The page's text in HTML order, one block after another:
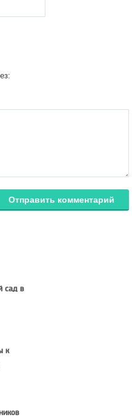
Отправить комментарий
сад в
к